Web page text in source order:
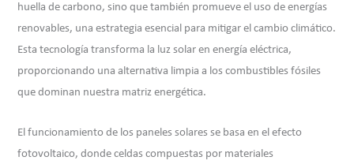
huella de carbono, sino que también promueve el uso de energías
renovables, una estrategia esencial para mitigar el cambio climático.
Esta tecnología transforma la luz solar en energía eléctrica,
proporcionando una alternativa limpia a los combustibles fósiles
que dominan nuestra matriz energética.
El funcionamiento de los paneles solares se basa en el efecto
fotovoltaico, donde celdas compuestas por materiales